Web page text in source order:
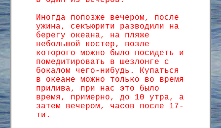
Иногда попозже вечером, после
ужина, секъюрити разводили на
берегу океана, на пляже
небольшой костер, возле
которого можно было посидеть и
помедитировать в шезлонге с
бокалом чего-нибудь. Купаться
в океане можно только во время
прилива, при нас это было
время, примерно, до 10 утра, а
затем вечером, часов после 17-
ти.